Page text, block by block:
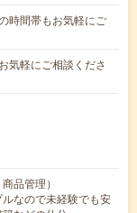
時間帯もお気軽にご
軽にご相談くださ
品管理）
なので未経験でも安